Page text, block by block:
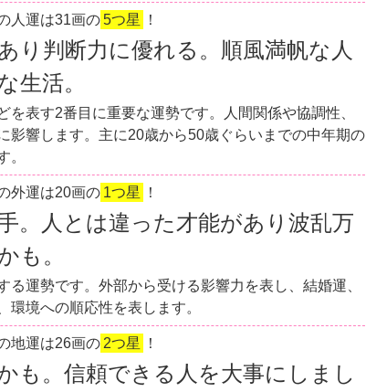
人運は31画の5つ星 ！
り判断力に優れる。順風満帆な人
生活。
を表す2番目に重要な運勢です。人間関係や協調性、
影響します。主に20歳から50歳ぐらいまでの中年期の
。
外運は20画の 1つ星 ！
。人とは違った才能があり波乱万
も。
る運勢です。外部から受ける影響力を表し、結婚運、
環境への順応性を表します。
地運は26画の 2つ星 ！
も。信頼できる人を大事にしまし